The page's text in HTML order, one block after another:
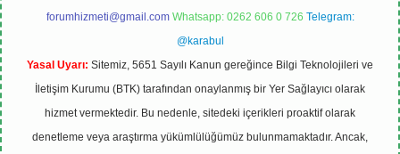
forumhizmeti@gmail.com Whatsapp: 0262 606 0 726 Telegram:
@karabul
Yasal Uyarı: Sitemiz, 5651 Sayılı Kanun gereğince Bilgi Teknolojileri ve
İletişim Kurumu (BTK) tarafından onaylanmış bir Yer Sağlayıcı olarak
hizmet vermektedir. Bu nedenle, sitedeki içerikleri proaktif olarak
denetleme veya araştırma yükümlülüğümüz bulunmamaktadır. Ancak,